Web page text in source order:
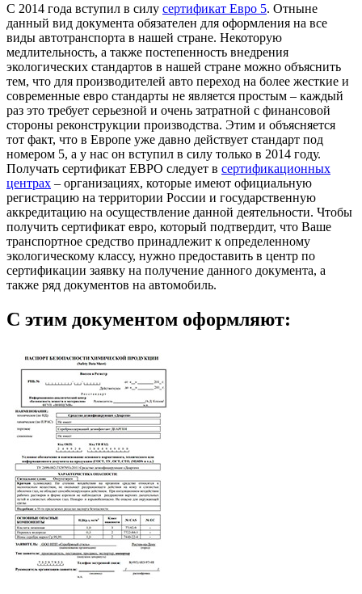
С 2014 года вступил в силу сертификат Евро 5. Отныне
данный вид документа обязателен для оформления на все
виды автотранспорта в нашей стране. Некоторую
медлительность, а также постепенность внедрения
экологических стандартов в нашей стране можно объяснить
тем, что для производителей авто переход на более жесткие и
современные евро стандарты не является простым – каждый
раз это требует серьезной и очень затратной с финансовой
стороны реконструкции производства. Этим и объясняется
тот факт, что в Европе уже давно действует стандарт под
номером 5, а у нас он вступил в силу только в 2014 году.
Получать сертификат ЕВРО следует в сертификационных
центрах – организациях, которые имеют официальную
регистрацию на территории России и государственную
аккредитацию на осуществление данной деятельности. Чтобы
получить сертификат евро, который подтвердит, что Ваше
транспортное средство принадлежит к определенному
экологическому классу, нужно предоставить в центр по
сертификации заявку на получение данного документа, а
также ряд документов на автомобиль.
С этим документом оформляют: